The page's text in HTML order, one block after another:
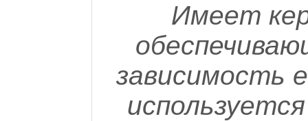
Имеет
зависимость